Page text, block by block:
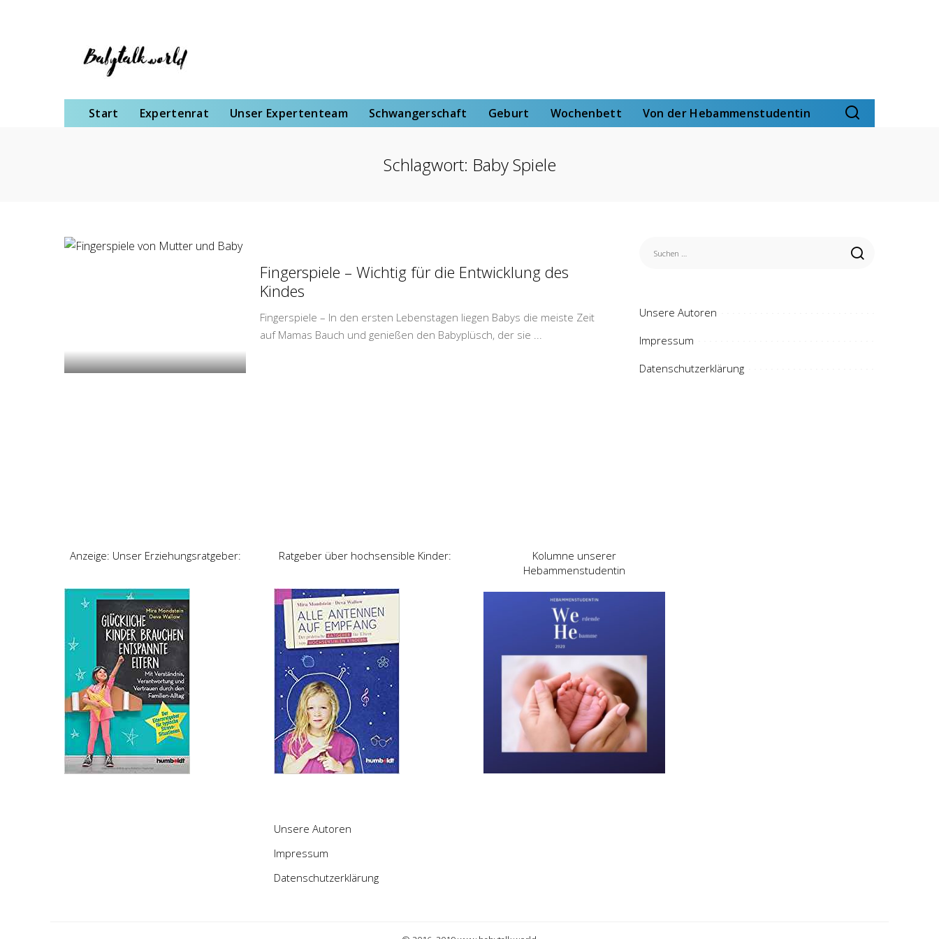
Start Expertenrat Unser Expertenteam Schwangerschaft Geburt Wochenbett Von der Hebammenstudentin
Schlagwort: Baby Spiele
Fingerspiele – Wichtig für die Entwicklung des
Kindes
Fingerspiele – In den ersten Lebenstagen liegen Babys die meiste Zeit
auf Mamas Bauch und genießen den Babyplüsch, der sie ...
Unsere Autoren
Impressum
Datenschutzerklärung
Anzeige: Unser Erziehungsratgeber: Ratgeber über hochsensible Kinder:
Unsere Autoren
Impressum
Datenschutzerklärung
Kolumne unserer
Hebammenstudentin